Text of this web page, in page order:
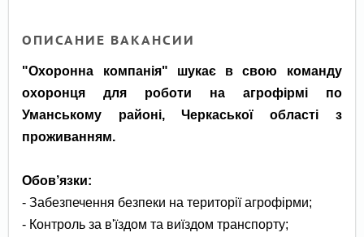
ОПИСАНИЕ ВАКАНСИИ
"Охоронна компанія" шукає в свою команду
охоронця для роботи на агрофірмі по
Уманському районі, Черкаської області з
проживанням.
Обов’язки:
- Забезпечення безпеки на території агрофірми;
- Контроль за в'їздом та виїздом транспорту;